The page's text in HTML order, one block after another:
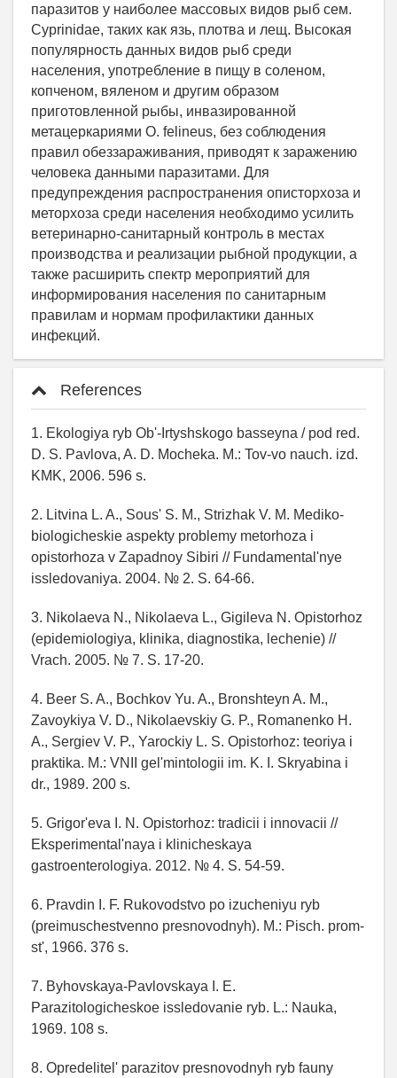
паразитов у наиболее массовых видов рыб сем.
Cyprinidae, таких как язь, плотва и лещ. Высокая
популярность данных видов рыб среди
населения, употребление в пищу в соленом,
копченом, вяленом и другим образом
приготовленной рыбы, инвазированной
метацеркариями O. felineus, без соблюдения
правил обеззараживания, приводят к заражению
человека данными паразитами. Для
предупреждения распространения описторхоза и
меторхоза среди населения необходимо усилить
ветеринарно-санитарный контроль в местах
производства и реализации рыбной продукции, а
также расширить спектр мероприятий для
информирования населения по санитарным
правилам и нормам профилактики данных
инфекций.
References
1. Ekologiya ryb Ob'-Irtyshskogo basseyna / pod red.
D. S. Pavlova, A. D. Mocheka. M.: Tov-vo nauch. izd.
KMK, 2006. 596 s.
2. Litvina L. A., Sous' S. M., Strizhak V. M. Mediko-
biologicheskie aspekty problemy metorhoza i
opistorhoza v Zapadnoy Sibiri // Fundamental'nye
issledovaniya. 2004. № 2. S. 64-66.
3. Nikolaeva N., Nikolaeva L., Gigileva N. Opistorhoz
(epidemiologiya, klinika, diagnostika, lechenie) //
Vrach. 2005. № 7. S. 17-20.
4. Beer S. A., Bochkov Yu. A., Bronshteyn A. M.,
Zavoykiya V. D., Nikolaevskiy G. P., Romanenko H.
A., Sergiev V. P., Yarockiy L. S. Opistorhoz: teoriya i
praktika. M.: VNII gel'mintologii im. K. I. Skryabina i
dr., 1989. 200 s.
5. Grigor'eva I. N. Opistorhoz: tradicii i innovacii //
Eksperimental'naya i klinicheskaya
gastroenterologiya. 2012. № 4. S. 54-59.
6. Pravdin I. F. Rukovodstvo po izucheniyu ryb
(preimuschestvenno presnovodnyh). M.: Pisch. prom-
st', 1966. 376 s.
7. Byhovskaya-Pavlovskaya I. E.
Parazitologicheskoe issledovanie ryb. L.: Nauka,
1969. 108 s.
8. Opredelitel' parazitov presnovodnyh ryb fauny